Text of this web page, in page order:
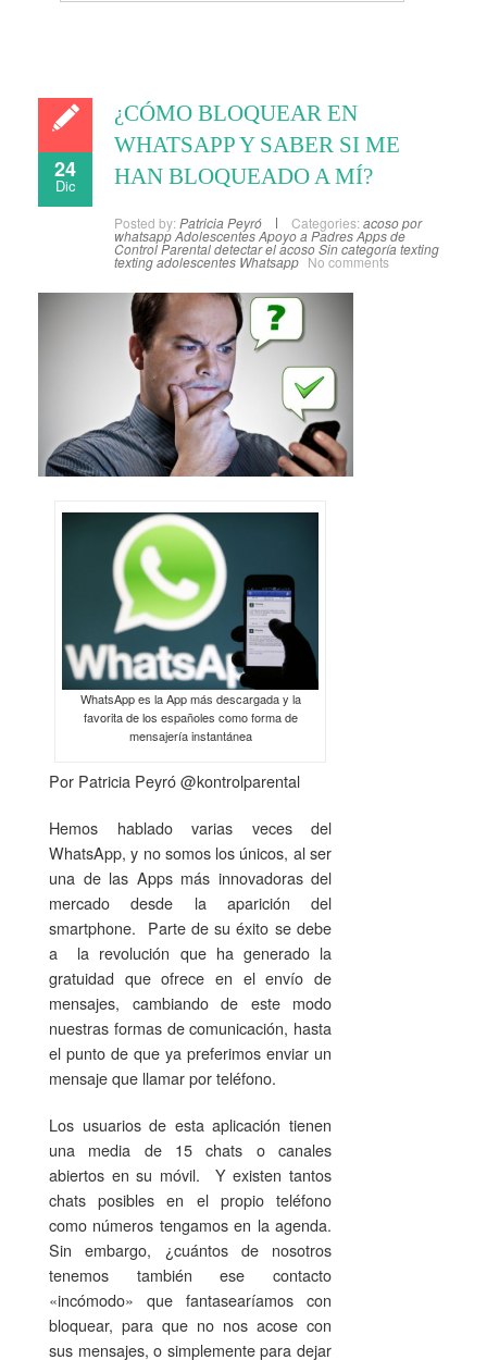
24
Dic
¿CÓMO BLOQUEAR EN
WHATSAPP Y SABER SI ME
HAN BLOQUEADO A MÍ?
Posted by: Patricia Peyró Categories: acoso por
whatsappAdolescentesApoyo a PadresApps de
Control Parentaldetectar el acosoSin categoría texting
texting adolescentes Whatsapp No comments
WhatsApp es la App más descargada y la
favorita de los españoles como forma de
mensajería instantánea
Por Patricia Peyró @kontrolparental
Hemos hablado varias veces del
WhatsApp, y no somos los únicos, al ser
una de las Apps más innovadoras del
mercado desde la aparición del
smartphone. Parte de su éxito se debe
a la revolución que ha generado la
gratuidad que ofrece en el envío de
mensajes, cambiando de este modo
nuestras formas de comunicación, hasta
el punto de que ya preferimos enviar un
mensaje que llamar por teléfono.
Los usuarios de esta aplicación tienen
una media de 15 chats o canales
abiertos en su móvil. Y existen tantos
chats posibles en el propio teléfono
como números tengamos en la agenda.
Sin embargo, ¿cuántos de nosotros
tenemos también ese contacto
«incómodo» que fantasearíamos con
bloquear, para que no nos acose con
sus mensajes, o simplemente para dejar